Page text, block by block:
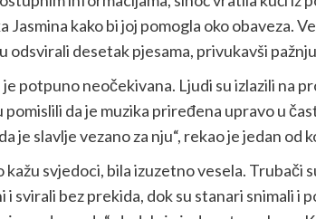
Jasmina kako bi joj pomogla oko obaveza.
odsvirali desetak pjesama, privukavši
potpuno neočekivana. Ljudi su izlazili na
pomislili da je muzika priređena upravo u
je slavlje vezano za nju“, rekao je jedan od
svjedoci, bila izuzetno vesela. Trubači
svirali bez prekida, dok su stanari snimali i